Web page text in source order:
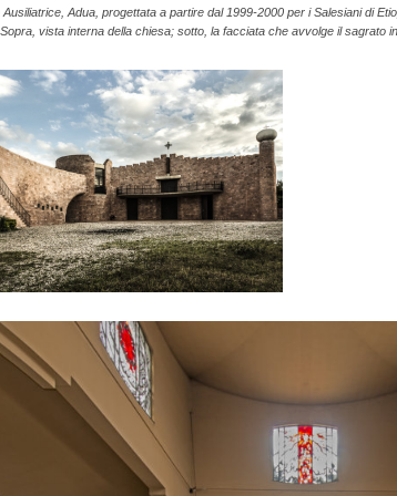
Ausiliatrice, Adua, progettata a partire dal 1999-2000 per i Salesiani di
vista interna della chiesa; sotto, la facciata che avvolge il sagrato